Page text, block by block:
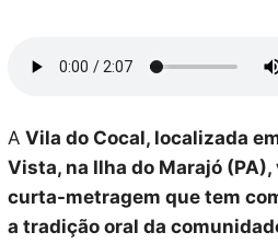
A Vila do Cocal, localizada
Vista, na Ilha do Marajó
curta-metragem que tem
a tradição oral da